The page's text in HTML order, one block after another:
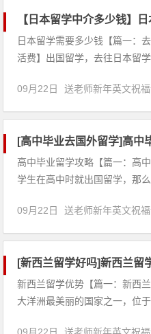
【日本留学中介多少钱】
日本留学需要多少钱【篇一：
活费】出国留学，去往日本留
学，而日本东京就是最大留学
平最高的都市之一，在东京合
09月22日 送老师新年英文祝
[高中毕业去国外留学]高中
高中毕业留学攻略【篇一：高
学生在高中时就出国留学，那
呢？中国高中生去美国读本科
参加标准化考试去美国读本科
09月22日 送老师新年英文祝
[新西兰留学好吗]新西兰留
新西兰留学优势【篇一：新西
大洋洲最美丽的国家之一，位